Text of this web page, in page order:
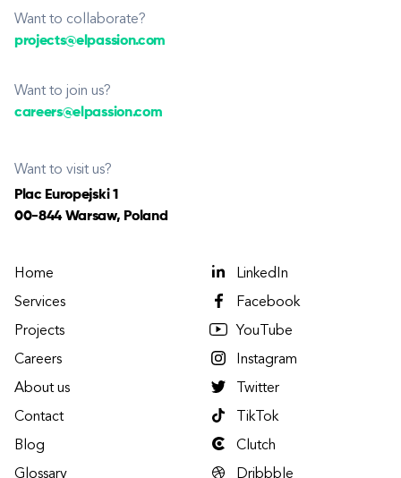
Want to collaborate?
projects@elpassion.com
Want to join us?
careers@elpassion.com
Want to visit us?
Plac Europejski 1
00-844 Warsaw, Poland
Home
Services
Projects
Careers
About us
Contact
Blog
Glossary
LinkedIn
Facebook
YouTube
Instagram
Twitter
TikTok
Clutch
Dribbble